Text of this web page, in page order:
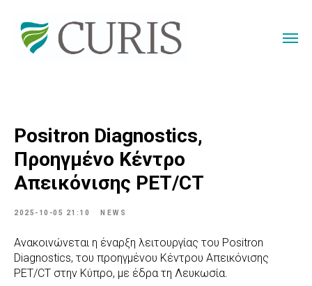
Positron Diagnostics,
Προηγμένο Κέντρο
Απεικόνισης PET/CT
2025-10-05 21:10 NEWS
Ανακοινώνεται η έναρξη λειτουργίας του Positron
Diagnostics, του προηγμένου Κέντρου Απεικόνισης
PET/CT στην Κύπρο, με έδρα τη Λευκωσία.